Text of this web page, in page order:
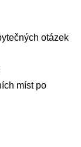
otázek
míst po